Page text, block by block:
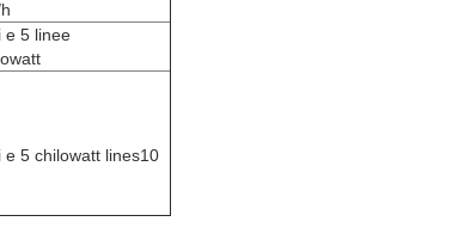
e 5 linee
e 5 chilowatt lines10